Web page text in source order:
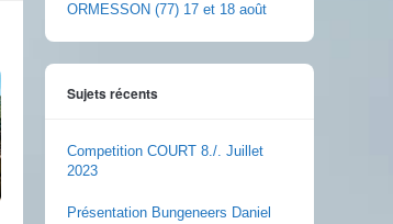
ORMESSON (77) 17 et 18 août
Sujets récents
Competition COURT 8./. Juillet
2023
Présentation Bungeneers Daniel